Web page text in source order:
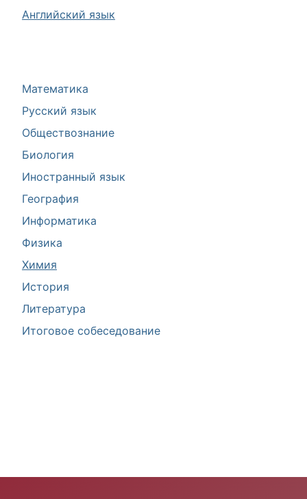
Математика
Русский язык
Обществознание
Биология
Иностранный язык
География
Информатика
Физика
Химия
История
Литература
Итоговое собеседование
Английский язык